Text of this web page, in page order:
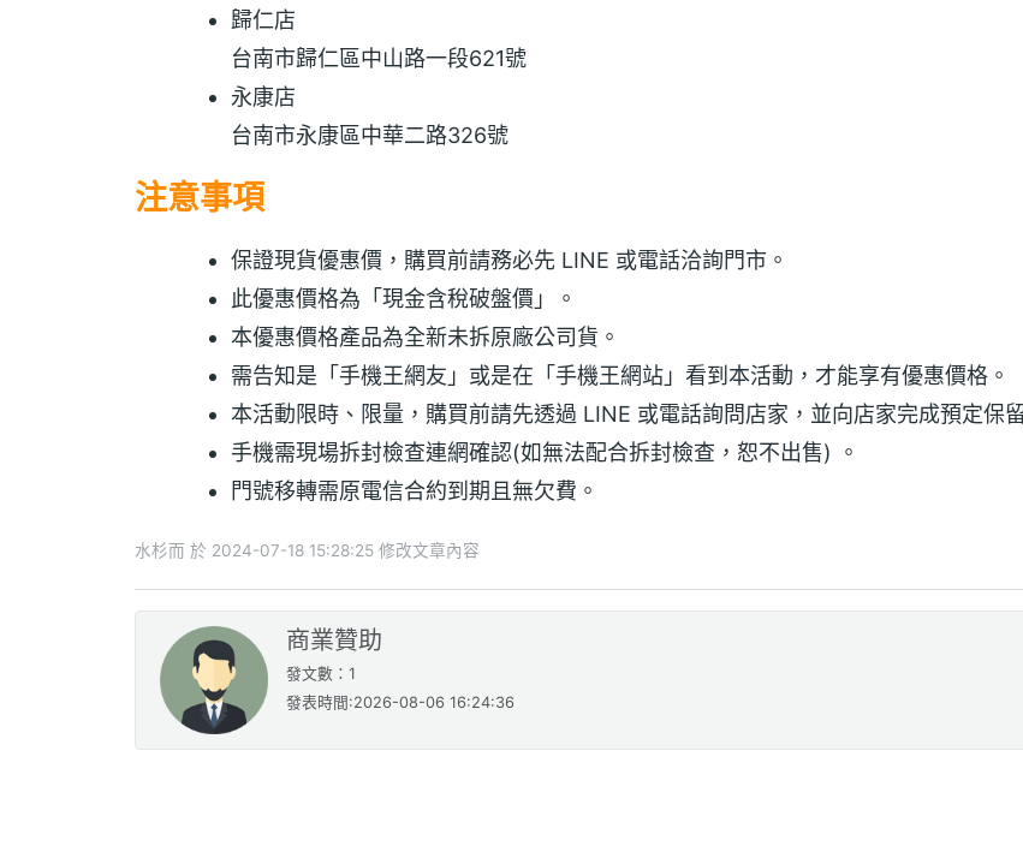
歸仁店
台南市歸仁區中山路一段621號
永康店
台南市永康區中華二路326號
注意事項
保證現貨優惠價，購買前請務必先 LINE 或電話洽詢門市。
此優惠價格為「現金含稅破盤價」。
本優惠價格產品為全新未拆原廠公司貨。
需告知是「手機王網友」或是在「手機王網站」看到本活動，才能享有優惠價格。
本活動限時、限量，購買前請先透過 LINE 或電話詢問店家，並向店家完成預定保
手機需現場拆封檢查連網確認(如無法配合拆封檢查，恕不出售) 。
門號移轉需原電信合約到期且無欠費。
水杉而 於 2024-07-18 15:28:25 修改文章內容
商業贊助
發文數：1
發表時間:2026-08-06 16:24:36